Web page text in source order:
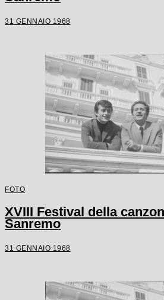
31 GENNAIO 1968
FOTO
XVIII Festival della
Sanremo
31 GENNAIO 1968